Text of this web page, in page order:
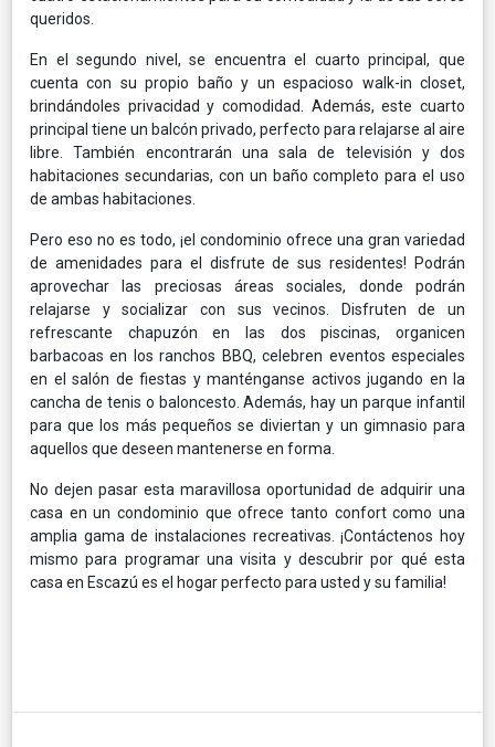
queridos.
En el segundo nivel, se encuentra el cuarto principal, que
cuenta con su propio baño y un espacioso walk-in closet,
brindándoles privacidad y comodidad. Además, este cuarto
principal tiene un balcón privado, perfecto para relajarse al aire
libre. También encontrarán una sala de televisión y dos
habitaciones secundarias, con un baño completo para el uso
de ambas habitaciones.
Pero eso no es todo, ¡el condominio ofrece una gran variedad
de amenidades para el disfrute de sus residentes! Podrán
aprovechar las preciosas áreas sociales, donde podrán
relajarse y socializar con sus vecinos. Disfruten de un
refrescante chapuzón en las dos piscinas, organicen
barbacoas en los ranchos BBQ, celebren eventos especiales
en el salón de fiestas y manténganse activos jugando en la
cancha de tenis o baloncesto. Además, hay un parque infantil
para que los más pequeños se diviertan y un gimnasio para
aquellos que deseen mantenerse en forma.
No dejen pasar esta maravillosa oportunidad de adquirir una
casa en un condominio que ofrece tanto confort como una
amplia gama de instalaciones recreativas. ¡Contáctenos hoy
mismo para programar una visita y descubrir por qué esta
casa en Escazú es el hogar perfecto para usted y su familia!